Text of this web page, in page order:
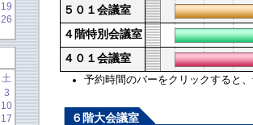
予約時間のバーをクリックすると
５０１会議室
４階特別会議室
４０１会議室
６階大会議室
19
26
土
3
10
17